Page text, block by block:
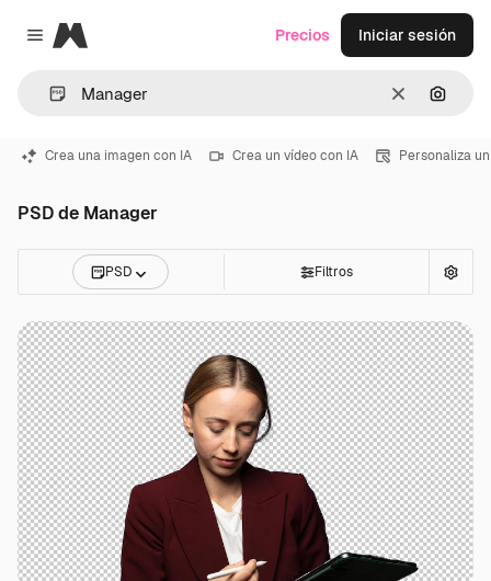
Close menu
Magnific
Borrar
Precios Iniciar sesión
Crea una imagen con IA Crea un vídeo con IA Personaliza
PSD de Manager
PSD Filtros